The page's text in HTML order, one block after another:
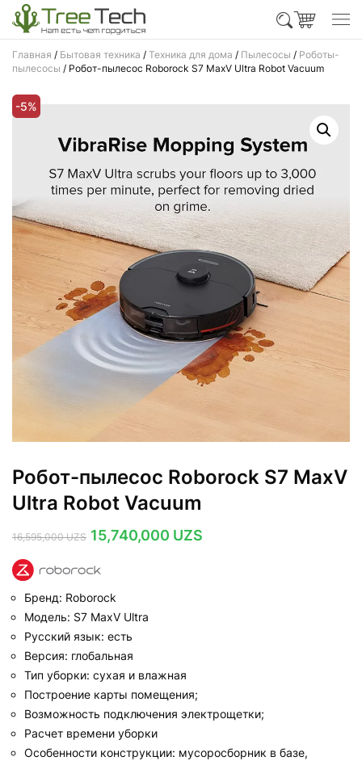
Главная / Бытовая техника / Техника для дома / Пылесосы / Роботы-
пылесосы / Робот-пылесос Roborock S7 MaxV Ultra Robot Vacuum
-5%
Робот-пылесос Roborock S7 MaxV
Ultra Robot Vacuum
16,595,000UZS Первоначальная
цена
составляла
16,595,000 UZS.
15,740,000 UZS
Бренд: Roborock
Модель: S7 MaxV Ultra
Русский язык: есть
Версия: глобальная
Тип уборки: сухая и влажная
Построение карты помещения;
Возможность подключения электрощетки;
Расчет времени уборки
Особенности конструкции: мусоросборник в базе,